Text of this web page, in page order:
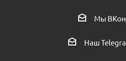
Мы
Наш